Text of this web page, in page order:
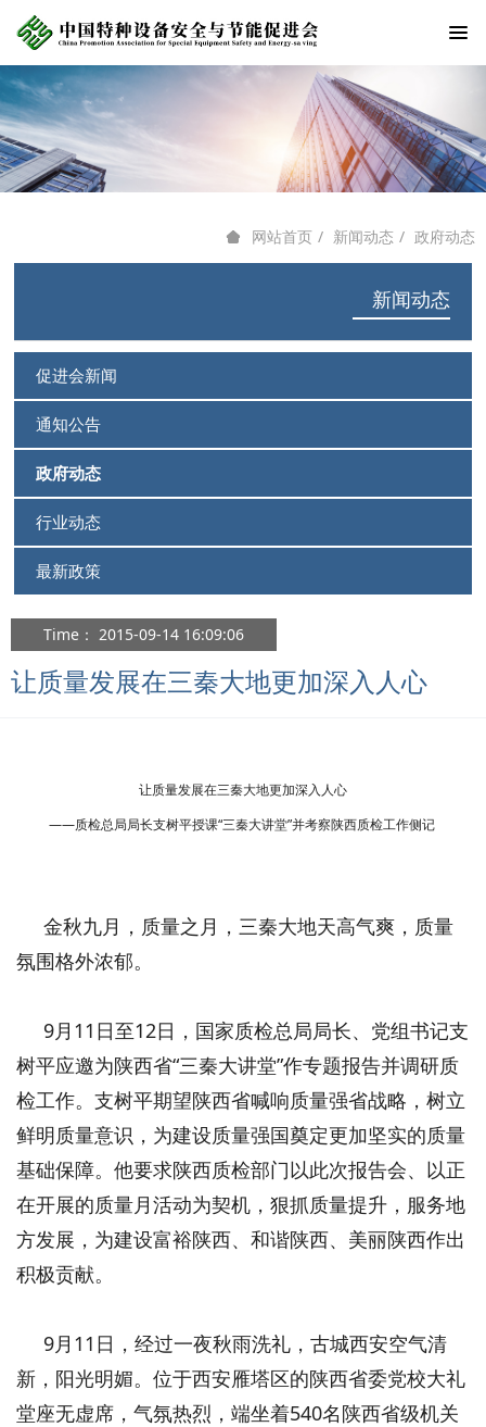
新闻动态
促进会新闻
通知公告
政府动态
行业动态
最新政策
网站首页 新闻动态 政府动态
Time： 2015-09-14 16:09:06
让质量发展在三秦大地更加深入人心
让质量发展在三秦大地更加深入人心
——质检总局局长支树平授课“三秦大讲堂”并考察陕西质检工作侧记
金秋九月，质量之月，三秦大地天高气爽，质量
氛围格外浓郁。
9月11日至12日，国家质检总局局长、党组书记支
树平应邀为陕西省“三秦大讲堂”作专题报告并调研质
检工作。支树平期望陕西省喊响质量强省战略，树立
鲜明质量意识，为建设质量强国奠定更加坚实的质量
基础保障。他要求陕西质检部门以此次报告会、以正
在开展的质量月活动为契机，狠抓质量提升，服务地
方发展，为建设富裕陕西、和谐陕西、美丽陕西作出
积极贡献。
9月11日，经过一夜秋雨洗礼，古城西安空气清
新，阳光明媚。位于西安雁塔区的陕西省委党校大礼
堂座无虚席，气氛热烈，端坐着540名陕西省级机关